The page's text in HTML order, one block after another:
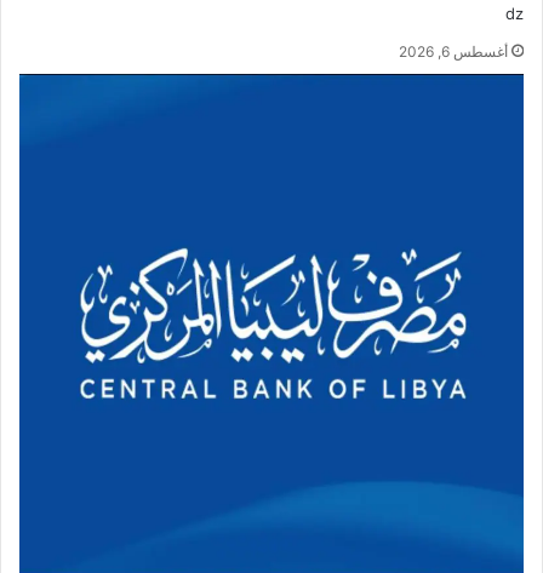
dz
أغسطس 6, 2026